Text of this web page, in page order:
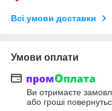
Всі умови доставки
Умови оплати
Ви отримаєте
або гроші